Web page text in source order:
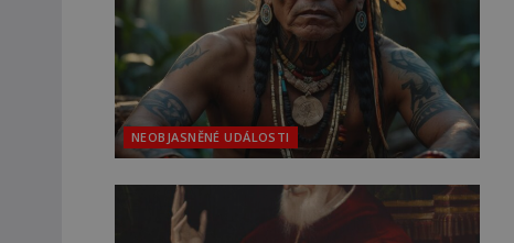
NEOBJASNĚNÉ UDÁLOSTI